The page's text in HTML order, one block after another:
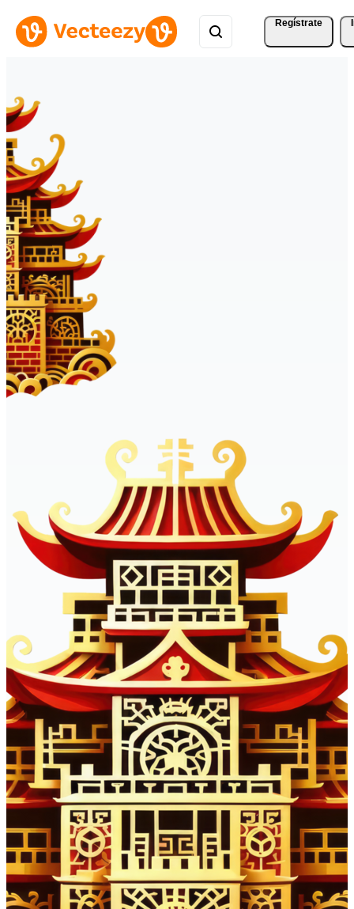
Regístrate